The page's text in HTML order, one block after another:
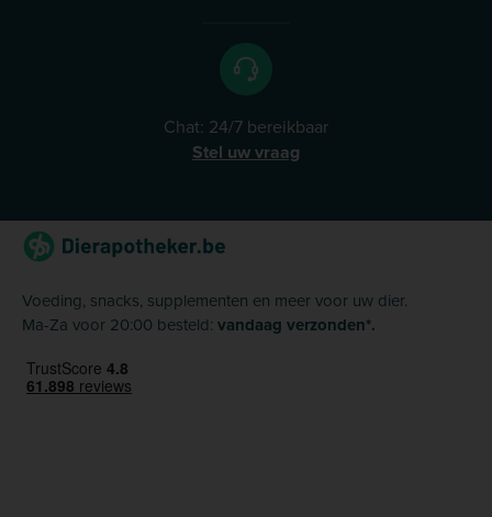
Chat: 24/7 bereikbaar
Stel uw vraag
Voeding, snacks, supplementen en meer voor uw dier.
Ma-Za voor 20:00 besteld: vandaag verzonden*.